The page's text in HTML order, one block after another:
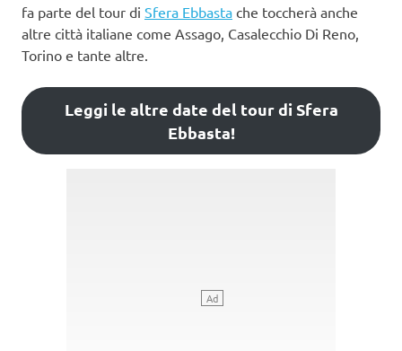
fa parte del tour di Sfera Ebbasta che toccherà anche
altre città italiane come Assago, Casalecchio Di Reno,
Torino e tante altre.
Leggi le altre date del tour di Sfera
Ebbasta!